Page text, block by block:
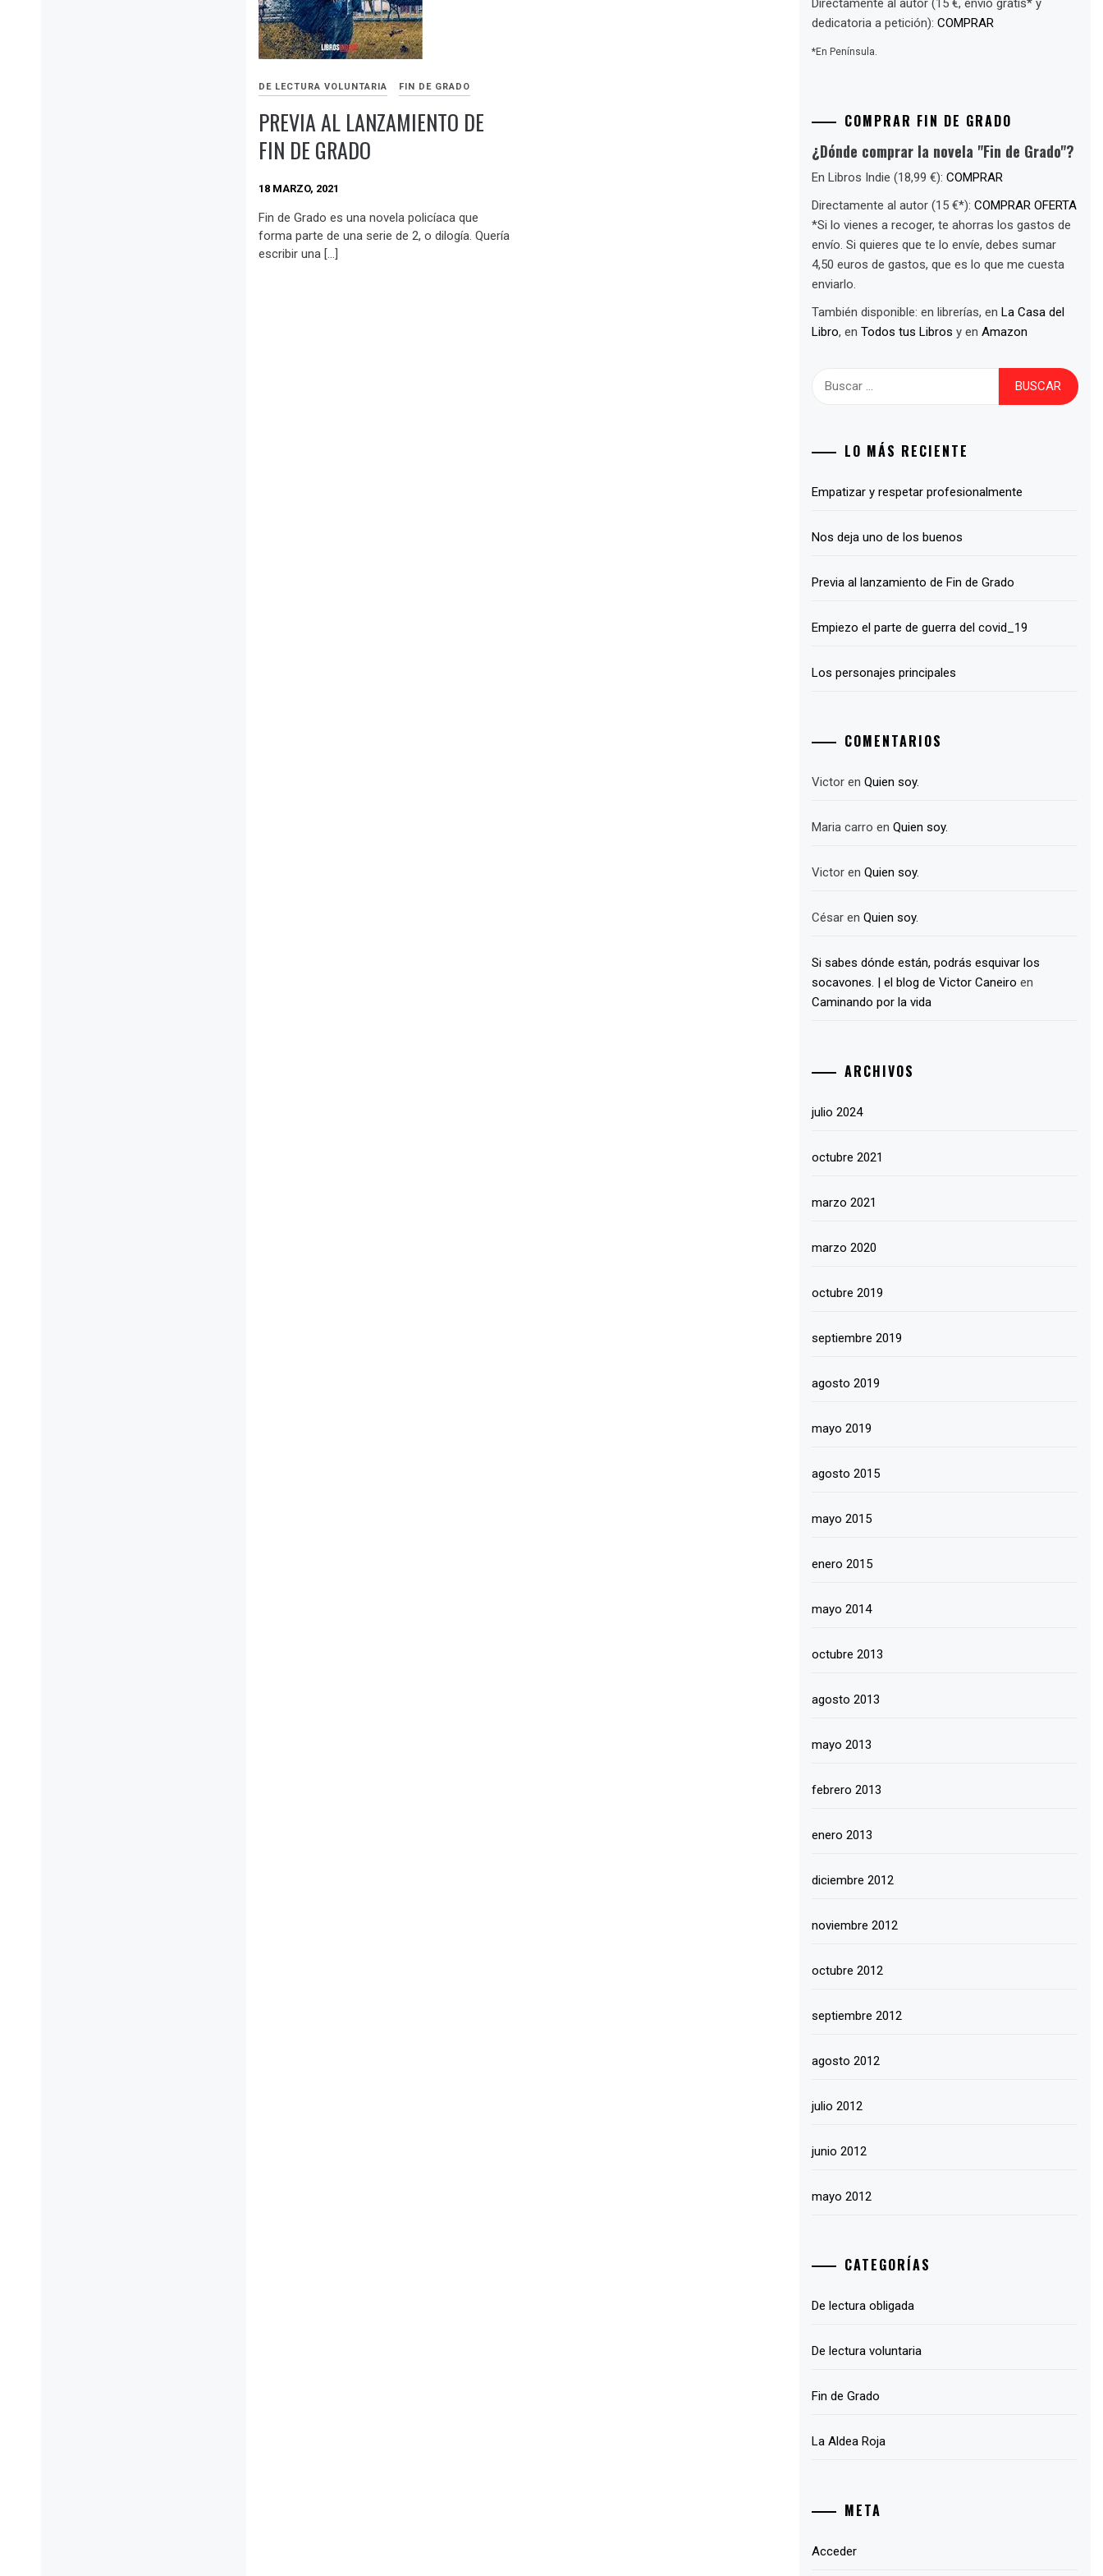
DE LECTURA VOLUNTARIA FIN DE GRADO
PREVIA AL LANZAMIENTO DE
FIN DE GRADO
18 MARZO, 2021
Fin de Grado es una novela policíaca que
forma parte de una serie de 2, o dilogía. Quería
escribir una […]
dedicatoria a petición):COMPRAR
*En Península.
COMPRAR FIN DE GRADO
¿Dónde comprar la novela "Fin de Grado"?
En Libros Indie (18,99 €):COMPRAR
Directamente al autor (15 €*):COMPRAR OFERTA
*Si lo vienes a recoger, te ahorras los gastos de
envío. Si quieres que te lo envíe, debes sumar
4,50 euros de gastos, que es lo que me cuesta
enviarlo.
También disponible: en librerías, enLa Casa del
Libro, enTodos tus Libros y enAmazon
LO MÁS RECIENTE
Empatizar y respetar profesionalmente
Nos deja uno de los buenos
Previa al lanzamiento de Fin de Grado
Empiezo el parte de guerra del covid_19
Los personajes principales
COMENTARIOS
Victor enQuien soy.
Maria carro enQuien soy.
Victor enQuien soy.
César enQuien soy.
Si sabes dónde están, podrás esquivar los
socavones. | el blog de Victor Caneiro en
Caminando por la vida
ARCHIVOS
julio 2024
octubre 2021
marzo 2021
marzo 2020
octubre 2019
septiembre 2019
agosto 2019
mayo 2019
agosto 2015
mayo 2015
enero 2015
mayo 2014
octubre 2013
agosto 2013
mayo 2013
febrero 2013
enero 2013
diciembre 2012
noviembre 2012
octubre 2012
septiembre 2012
agosto 2012
julio 2012
junio 2012
mayo 2012
CATEGORÍAS
De lectura obligada
De lectura voluntaria
Fin de Grado
La Aldea Roja
META
Acceder